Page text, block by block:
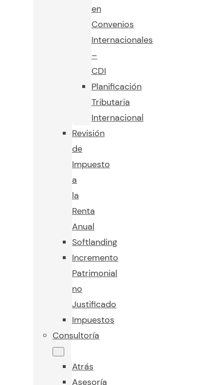
en
Convenios
Internacionales
–
CDI
Planificación
Tributaria
Internacional
Revisión
de
Impuesto
a
la
Renta
Anual
Softlanding
Incremento
Patrimonial
no
Justificado
Impuestos
Consultoría
Atrás
Asesoría